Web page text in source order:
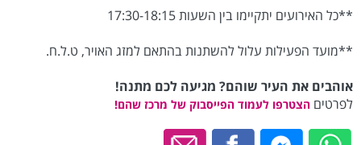
**כל האירועים יתקיימו בין השעות 17:30-18:15
**מועד הפעילות עלול להשתנות בהתאם למזג האויר, ט.ל.ח.
אוהבים את העיר שוהם? מגיעה לכם מתנה!
לפרטים הצטרפו לעמוד הפייסבוק של מרכז שהם!